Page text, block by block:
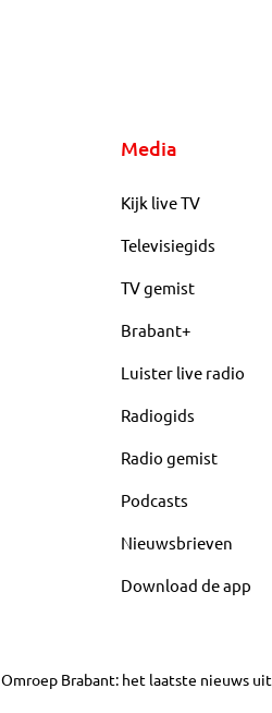
Media
Kijk live TV
Televisiegids
TV gemist
Brabant+
Luister live radio
Radiogids
Radio gemist
Podcasts
Nieuwsbrieven
Download de app
Omroep Brabant: het laatste nieuws